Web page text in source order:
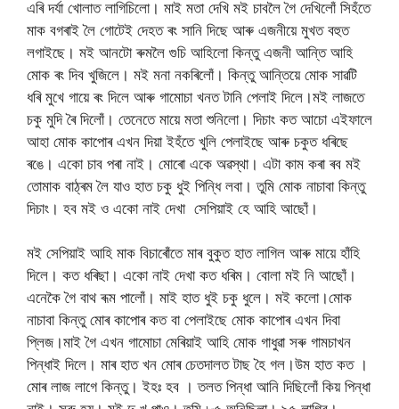
এৰি দৰ্যা খোলাত লাগিচিলো। মাই মতা দেখি মই চাবলৈ গৈ দেখিলোঁ সিহঁতে
মাক বগৰাই লৈ গোটেই দেহত ৰং সানি দিছে আৰু এজনীয়ে মুখত বহুত
লগাইছে। মই আনটো ৰুমলৈ গুচি আহিলো কিন্তু এজনী আন্তি আহি
মোক ৰং দিব খুজিলে। মই মনা নকৰিলোঁ। কিন্তু আন্তিয়ে মোক সাৱটি
ধৰি মুখে গায়ে ৰং দিলে আৰু গামোচা খনত টানি পেলাই দিলে।মই লাজতে
চকু মুদি ৰৈ দিলোঁ। তেনেতে মায়ে মতা শুনিলো। দিচাং কত আচো এইফালে
আহা মোক কাপোৰ এখন দিয়া ইহঁতে খুলি পেলাইছে আৰু চকুত ধৰিছে
ৰঙে। একো চাব পৰা নাই। মোৰো একে অৱস্থা। এটা কাম কৰা ৰব মই
তোমাক বাঠ্ৰম লৈ যাও হাত চকু ধুই পিন্ধি লবা। তুমি মোক নাচাবা কিন্তু
দিচাং। হব মই ও একো নাই দেখা সেপিয়াই হে আহি আছোঁ।
মই সেপিয়াই আহি মাক বিচাৰোঁতে মাৰ বুকুত হাত লাগিল আৰু মায়ে হাঁহি
দিলে। কত ধৰিছা। একো নাই দেখা কত ধৰিম। বোলা মই নি আছোঁ।
এনেকৈ গৈ বাথ ৰূম পালোঁ। মাই হাত ধুই চকু ধুলে। মই কলো।মোক
নাচাবা কিন্তু মোৰ কাপোৰ কত বা পেলাইছে মোক কাপোৰ এখন দিবা
প্লিজ।মাই গৈ এখন গামোচা মেৰিয়াই আহি মোক গাধুৱা সৰু গামচাখন
পিন্ধাই দিলে। মাৰ হাত খন মোৰ চেতদালত টাছ হৈ গল।উম হাত কত ।
মোৰ লাজ লাগে কিন্তু। ইহঃ হব । তলত পিন্ধা আনি দিছিলোঁ কিয় পিন্ধা